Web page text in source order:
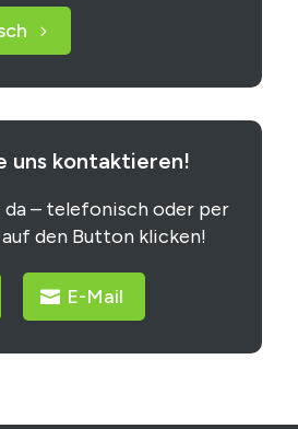
uns kontaktieren!
da – telefonisch oder per
den Button klicken!
E-Mail